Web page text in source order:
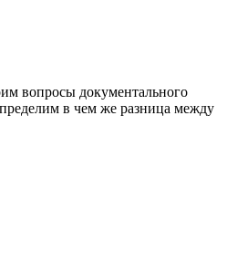
вопросы документального
в чем же разница между